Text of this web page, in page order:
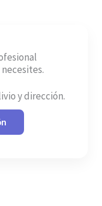
y dirección.